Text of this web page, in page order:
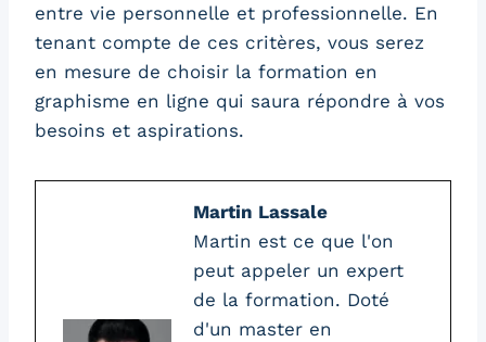
entre vie personnelle et professionnelle. En
tenant compte de ces critères, vous serez
en mesure de choisir la formation en
graphisme en ligne qui saura répondre à vos
besoins et aspirations.
Martin Lassale
Martin est ce que l'on
peut appeler un expert
de la formation. Doté
d'un master en